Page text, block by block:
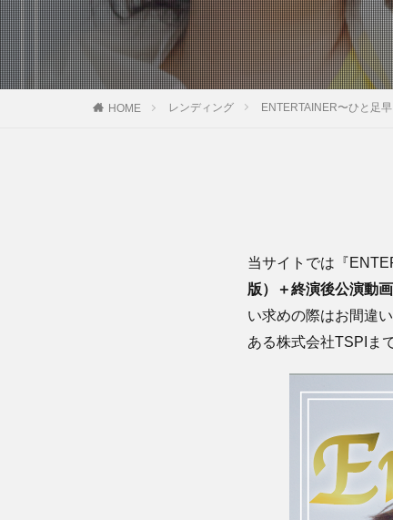
HOME レンディング ENTERTAINER〜ひと足
当サイトでは 『
版）＋終演後公演動
い求めの際はお間違
ある株式会社TSPIま